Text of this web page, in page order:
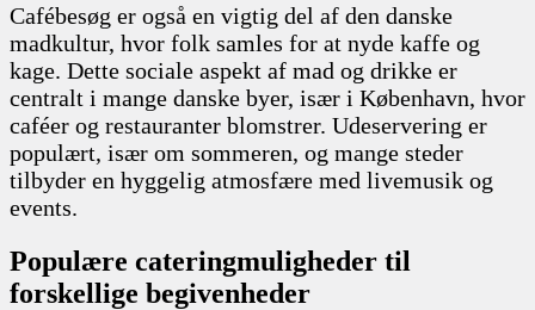
Cafébesøg er også en vigtig del af den danske
madkultur, hvor folk samles for at nyde kaffe og
kage. Dette sociale aspekt af mad og drikke er
centralt i mange danske byer, især i København, hvor
caféer og restauranter blomstrer. Udeservering er
populært, især om sommeren, og mange steder
tilbyder en hyggelig atmosfære med livemusik og
events.
Populære cateringmuligheder til
forskellige begivenheder